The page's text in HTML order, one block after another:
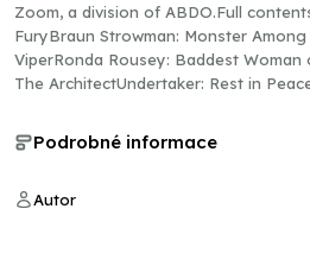
Zoom, a division of ABDO.Full
FuryBraun Strowman: Monster
ViperRonda Rousey: Baddest Woman
The ArchitectUndertaker: Rest in
Podrobné informace
Autor